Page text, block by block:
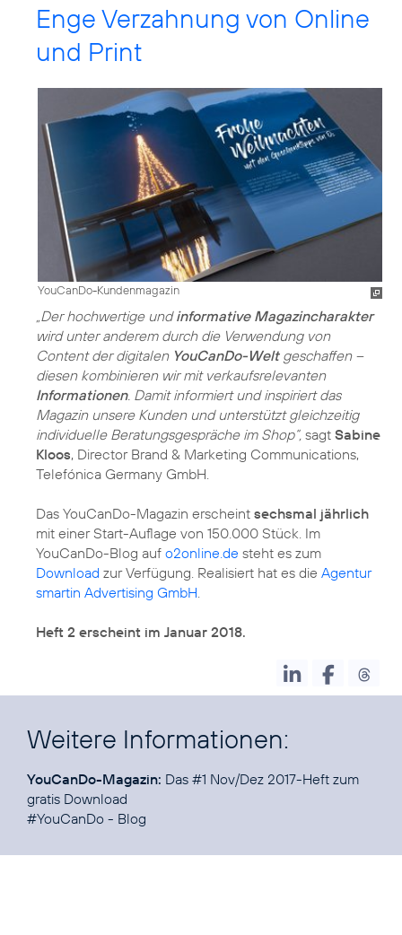
Enge Verzahnung von Online
und Print
YouCanDo-Kundenmagazin
„Der hochwertige undinformative Magazincharakter
wird unter anderem durch die Verwendung von
Content der digitalen YouCanDo-Weltgeschaffen –
diesen kombinieren wir mit verkaufsrelevanten
Informationen. Damit informiert und inspiriert das
Magazin unsere Kunden und unterstützt gleichzeitig
individuelle Beratungsgespräche im Shop“, sagt Sabine
Kloos, Director Brand & Marketing Communications,
Telefónica Germany GmbH.
Das YouCanDo-Magazin erscheint sechsmal jährlich
mit einer Start-Auflage von 150.000 Stück. Im
YouCanDo-Blog auf o2online.de steht es zum
Download zur Verfügung. Realisiert hat es die Agentur
smartin Advertising GmbH.
Heft 2 erscheint im Januar 2018.
Weitere Informationen:
YouCanDo-Magazin: Das #1 Nov/Dez 2017-Heft zum
gratis Download
#YouCanDo - Blog